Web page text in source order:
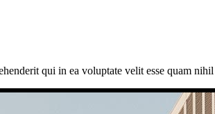
qui in ea voluptate velit esse quam